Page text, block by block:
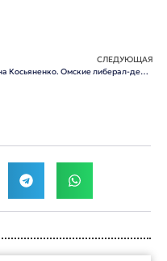
СЛЕДУЮЩАЯ
Анна Косьяненко. Омские либерал-демократы предложили Назарову поступиться своим имиджем в пользу многодетных семей